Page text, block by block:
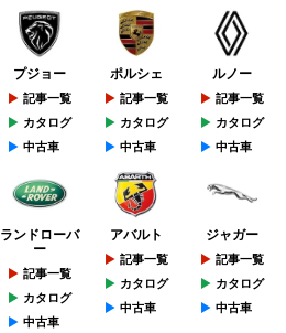
プジョー
記事一覧
カタログ
中古車
ポルシェ
記事一覧
カタログ
中古車
ルノー
記事一覧
カタログ
中古車
ランドローバ
ー
記事一覧
カタログ
中古車
アバルト
記事一覧
カタログ
中古車
ジャガー
記事一覧
カタログ
中古車